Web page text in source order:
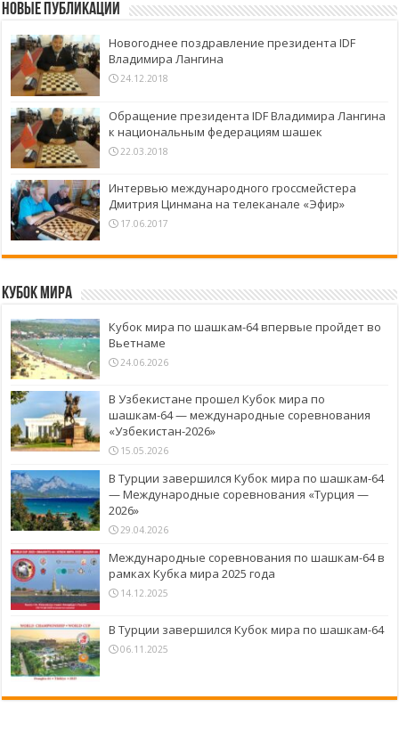
Новые публикации
Новогоднее поздравление президента IDF
Владимира Лангина
24.12.2018
Обращение президента IDF Владимира Лангина
к национальным федерациям шашек
22.03.2018
Интервью международного гроссмейстера
Дмитрия Цинмана на телеканале «Эфир»
17.06.2017
Кубок Мира
Кубок мира по шашкам-64 впервые пройдет во
Вьетнаме
24.06.2026
В Узбекистане прошел Кубок мира по
шашкам-64 — международные соревнования
«Узбекистан-2026»
15.05.2026
В Турции завершился Кубок мира по шашкам-64
— Международные соревнования «Турция —
2026»
29.04.2026
Международные соревнования по шашкам-64 в
рамках Кубка мира 2025 года
14.12.2025
В Турции завершился Кубок мира по шашкам-64
06.11.2025